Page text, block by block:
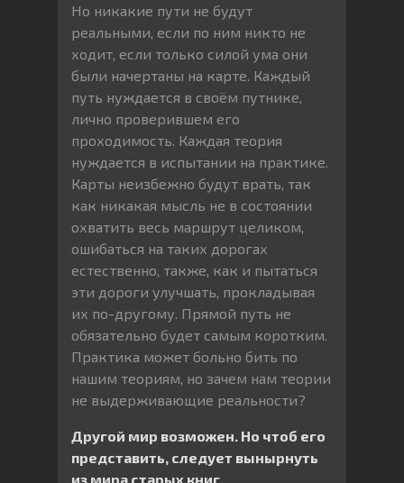
Но никакие пути не будут
реальными, если по ним никто не
ходит, если только силой ума они
были начертаны на карте. Каждый
путь нуждается в своём путнике,
лично проверившем его
проходимость. Каждая теория
нуждается в испытании на практике.
Карты неизбежно будут врать, так
как никакая мысль не в состоянии
охватить весь маршрут целиком,
ошибаться на таких дорогах
естественно, также, как и пытаться
эти дороги улучшать, прокладывая
их по-другому. Прямой путь не
обязательно будет самым коротким.
Практика может больно бить по
нашим теориям, но зачем нам теории
не выдерживающие реальности?
Другой мир возможен. Но чтоб его
представить, следует вынырнуть
из мира старых книг.